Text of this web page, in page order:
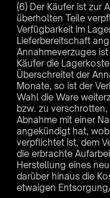
(6) Der Käufer ist zur
überholten Teile
Verfügbarkeit im
Lieferbereitschaft
Annahmeverzuges
Käufer die
Überschreitet der
Monate, so ist der
Wahl die Ware
bzw. zu
Abnahme mit einer
angekündigt hat,
verpflichtet ist, dem
die erbrachte
Herstellung eines
darüber hinaus die
etwaigen